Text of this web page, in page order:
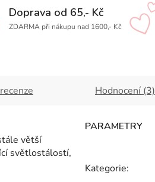
Doprava od 65,- Kč
ZDARMA při nákupu nad 1600,- Kč
Hodnocení (3)
větší
světlostálostí,
Kategorie: